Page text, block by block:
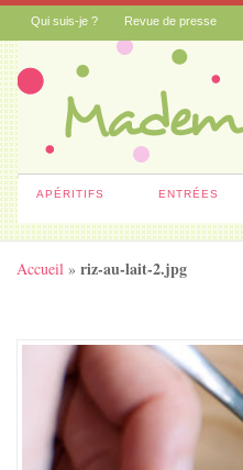
Qui suis-je ? Revue de presse
APÉRITIFS ENTRÉES
Accueil »riz-au-lait-2.jpg